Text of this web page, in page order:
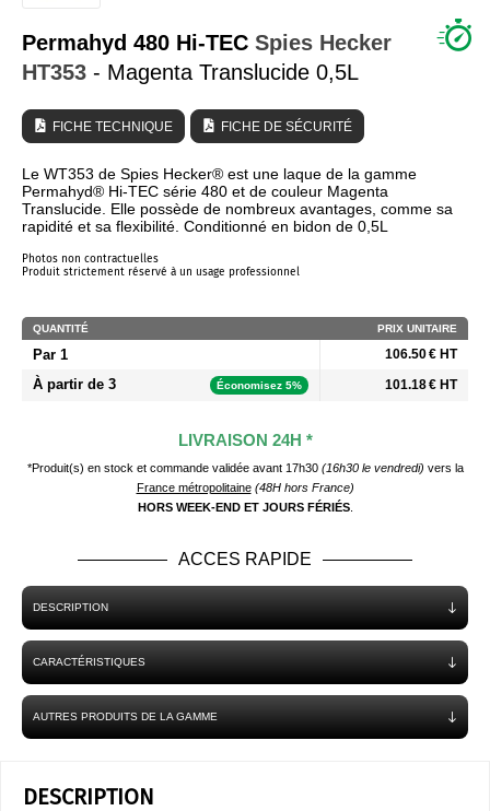
Permahyd 480 Hi-TEC Spies Hecker
HT353 - Magenta Translucide 0,5L
FICHE TECHNIQUE FICHE DE SÉCURITÉ
Le WT353 de Spies Hecker® est une laque de la gamme
Permahyd® Hi-TEC série 480 et de couleur Magenta
Translucide. Elle possède de nombreux avantages, comme sa
rapidité et sa flexibilité. Conditionné en bidon de 0,5L
Photos non contractuelles
Produit strictement réservé à un usage professionnel
QUANTITÉ PRIX UNITAIRE
Par 1 106.50 € HT
À partir de 3 Économisez 5% 101.18 € HT
LIVRAISON 24H *
*Produit(s) en stock et commande validée avant 17h30 (16h30 le vendredi) vers la
France métropolitaine (48H hors France)
HORS WEEK-END ET JOURS FÉRIÉS.
ACCES RAPIDE
DESCRIPTION
CARACTÉRISTIQUES
AUTRES PRODUITS DE LA GAMME
DESCRIPTION